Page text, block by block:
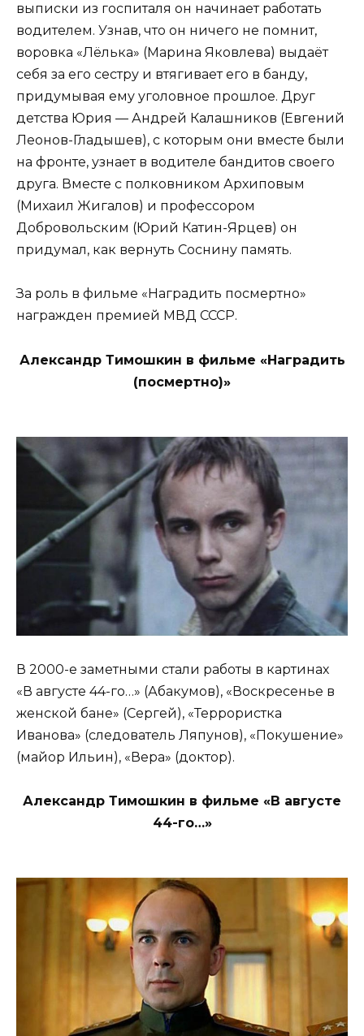
выписки из госпиталя он начинает работать
водителем. Узнав, что он ничего не помнит,
воровка «Лёлька» (Марина Яковлева) выдаёт
себя за его сестру и втягивает его в банду,
придумывая ему уголовное прошлое. Друг
детства Юрия — Андрей Калашников (Евгений
Леонов-Гладышев), с которым они вместе были
на фронте, узнает в водителе бандитов своего
друга. Вместе с полковником Архиповым
(Михаил Жигалов) и профессором
Добровольским (Юрий Катин-Ярцев) он
придумал, как вернуть Соснину память.
За роль в фильме «Наградить посмертно»
награжден премией МВД СССР.
Александр Тимошкин в фильме «Наградить
(посмертно)»
В 2000-е заметными стали работы в картинах
«В августе 44-го…» (Абакумов), «Воскресенье в
женской бане» (Сергей), «Террористка
Иванова» (следователь Ляпунов), «Покушение»
(майор Ильин), «Вера» (доктор).
Александр Тимошкин в фильме «В августе
44-го…»